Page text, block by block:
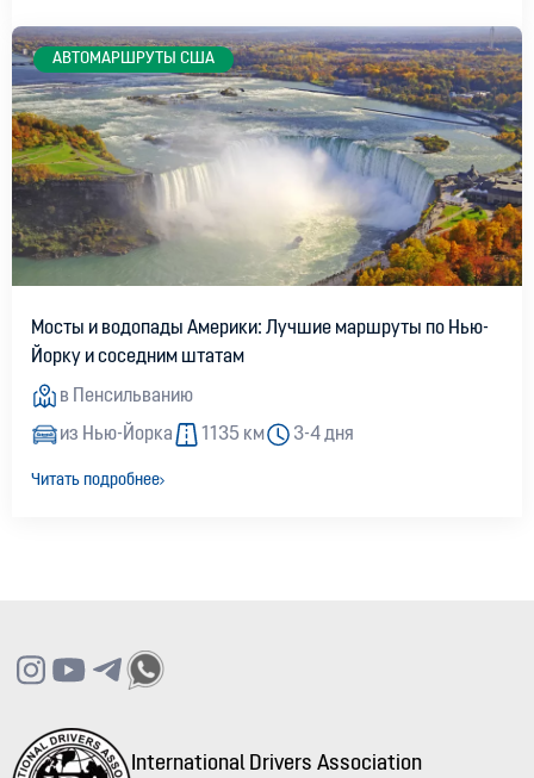
АВТОМАРШРУТЫ США
Мосты и водопады Америки: Лучшие маршруты по Нью-
Йорку и соседним штатам
в Пенсильванию
из Нью-Йорка
1135 км 3-4 дня
Читать подробнее
International Drivers Association